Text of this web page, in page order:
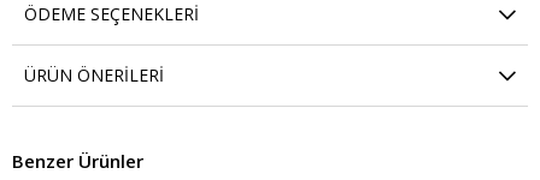
ÖDEME SEÇENEKLERI
ÜRÜN ÖNERILERI
Benzer Ürünler